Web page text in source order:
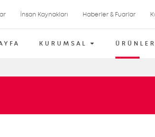
İnsan Kaynakları Haberler & Fuarlar
KURUMSAL ÜRÜNLER